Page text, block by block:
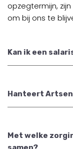
opzegtermijn,
om bij ons te
Kan ik een
Hanteert Artsen
Met welke